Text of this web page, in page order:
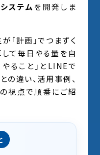
ステムを開発しま
「計画」でつまずく
て毎日やる量を自
ること」とLINEで
の違い、活用事例、
視点で順番にご紹